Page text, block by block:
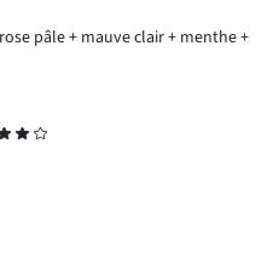
pâle + mauve clair + menthe +